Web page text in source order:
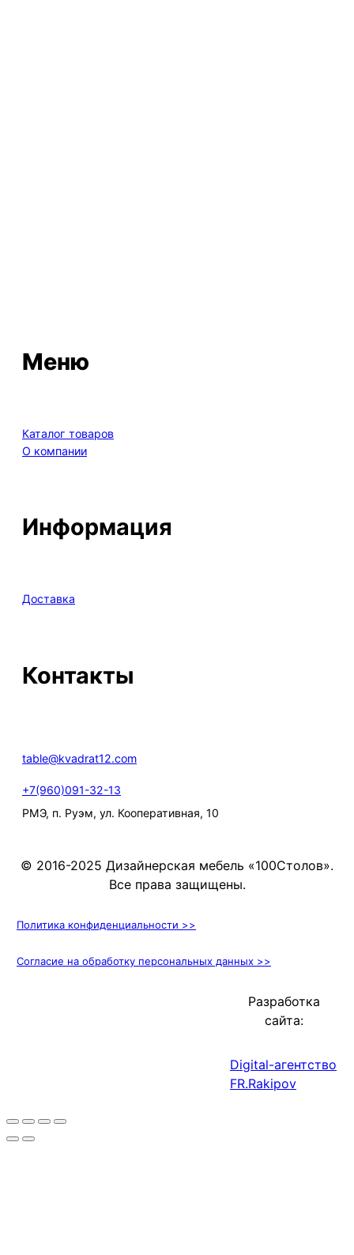
Меню
Каталог товаров
О компании
Информация
Доставка
Контакты
table@kvadrat12.com
+7(960)091-32-13
РМЭ, п. Руэм, ул. Кооперативная, 10
© 2016-2025 Дизайнерская мебель «100Столов».
Все права защищены.
Политика конфиденциальности >>
Согласие на обработку персональных данных >>
Разработка
сайта:
Digital-агентство
FR.Rakipov